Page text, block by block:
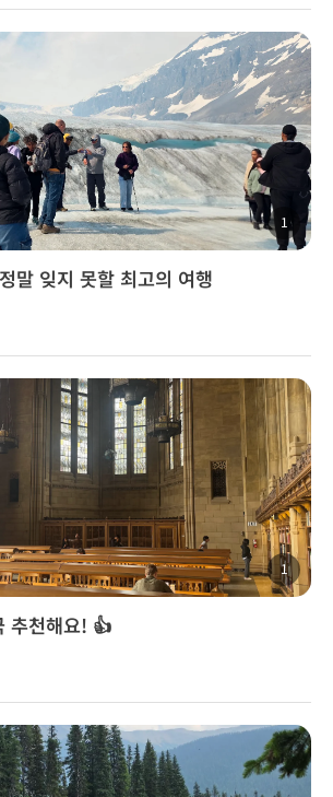
1
말 잊지 못할 최고의 여행
1
추천해요! 👍